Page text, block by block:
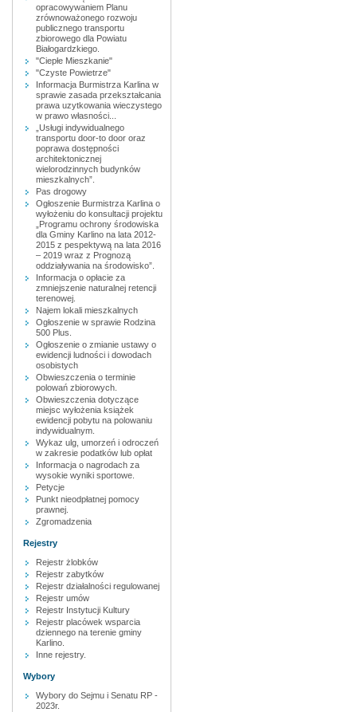
opracowywaniem Planu
zrównoważonego rozwoju
publicznego transportu
zbiorowego dla Powiatu
Białogardzkiego.
"Ciepłe Mieszkanie"
"Czyste Powietrze"
Informacja Burmistrza Karlina w
sprawie zasada przekształcania
prawa uzytkowania wieczystego
w prawo własności...
„Usługi indywidualnego
transportu door-to door oraz
poprawa dostępności
architektonicznej
wielorodzinnych budynków
mieszkalnych”.
Pas drogowy
Ogłoszenie Burmistrza Karlina o
wyłożeniu do konsultacji projektu
„Programu ochrony środowiska
dla Gminy Karlino na lata 2012-
2015 z pespektywą na lata 2016
– 2019 wraz z Prognozą
oddziaływania na środowisko”.
Informacja o opłacie za
zmniejszenie naturalnej retencji
terenowej.
Najem lokali mieszkalnych
Ogłoszenie w sprawie Rodzina
500 Plus.
Ogłoszenie o zmianie ustawy o
ewidencji ludności i dowodach
osobistych
Obwieszczenia o terminie
polowań zbiorowych.
Obwieszczenia dotyczące
miejsc wyłożenia książek
ewidencji pobytu na polowaniu
indywidualnym.
Wykaz ulg, umorzeń i odroczeń
w zakresie podatków lub opłat
Informacja o nagrodach za
wysokie wyniki sportowe.
Petycje
Punkt nieodpłatnej pomocy
prawnej.
Zgromadzenia
Rejestry
Rejestr żlobków
Rejestr zabytków
Rejestr działalności regulowanej
Rejestr umów
Rejestr Instytucji Kultury
Rejestr placówek wsparcia
dziennego na terenie gminy
Karlino.
Inne rejestry.
Wybory
Wybory do Sejmu i Senatu RP -
2023r.